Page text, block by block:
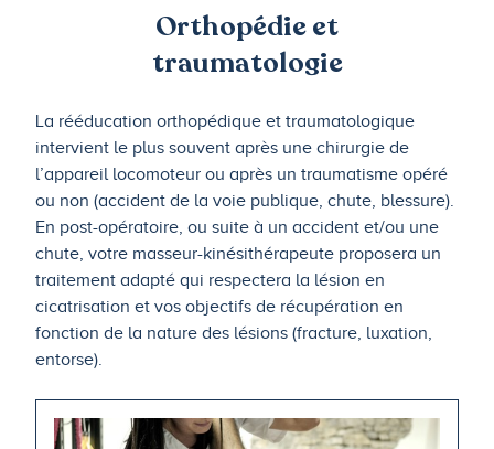
Orthopédie et
traumatologie
La rééducation orthopédique et traumatologique
intervient le plus souvent après une chirurgie de
l’appareil locomoteur ou après un traumatisme opéré
ou non (accident de la voie publique, chute, blessure).
En post-opératoire, ou suite à un accident et/ou une
chute, votre masseur-kinésithérapeute proposera un
traitement adapté qui respectera la lésion en
cicatrisation et vos objectifs de récupération en
fonction de la nature des lésions (fracture, luxation,
entorse).